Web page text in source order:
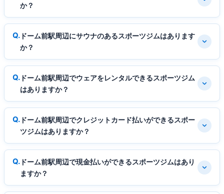
か？
ドーム前駅周辺にサウナのあるスポーツジムはあります
か？
ドーム前駅周辺でウェアをレンタルできるスポーツジム
はありますか？
ドーム前駅周辺でクレジットカード払いができるスポー
ツジムはありますか？
ドーム前駅周辺で現金払いができるスポーツジムはあり
ますか？